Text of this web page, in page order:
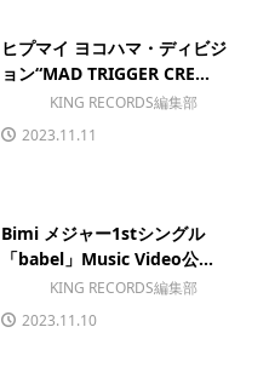
ヒプマイ ヨコハマ・ディビジ
ョン“MAD TRIGGER CRE...
KING RECORDS編集部
2023.11.11
Bimi メジャー1stシングル
「babel」Music Video公...
KING RECORDS編集部
2023.11.10